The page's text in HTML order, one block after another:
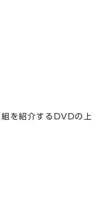
を紹介するDVDの上